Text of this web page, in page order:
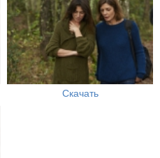
Скачать